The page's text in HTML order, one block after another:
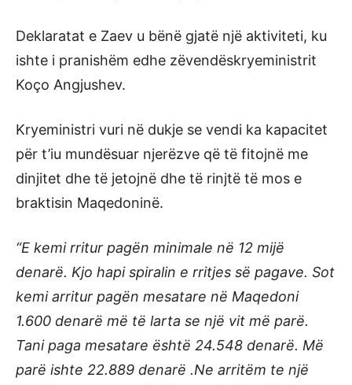
Deklaratat e Zaev u bënë gjatë një aktiviteti, ku
ishte i pranishëm edhe zëvendëskryeministrit
Koço Angjushev.
Kryeministri vuri në dukje se vendi ka kapacitet
për t’iu mundësuar njerëzve që të fitojnë me
dinjitet dhe të jetojnë dhe të rinjtë të mos e
braktisin Maqedoninë.
“E kemi rritur pagën minimale në 12 mijë
denarë. Kjo hapi spiralin e rritjes së pagave. Sot
kemi arritur pagën mesatare në Maqedoni
1.600 denarë më të larta se një vit më parë.
Tani paga mesatare është 24.548 denarë. Më
parë ishte 22.889 denarë .Ne arritëm te një